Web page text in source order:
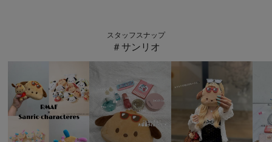
スタッフスナップ
＃サンリオ